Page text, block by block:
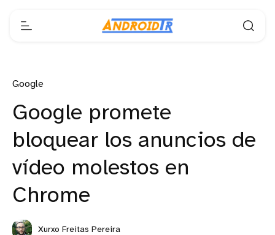
Google
Google promete
bloquear los anuncios de
vídeo molestos en
Chrome
Xurxo Freitas Pereira